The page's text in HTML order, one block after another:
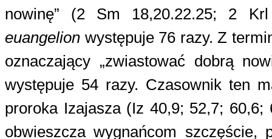
nowinę” (2 Sm 18,20.22.25; 2
euangelion występuje 76 razy. Z
oznaczający „zwiastować dobrą
występuje 54 razy. Czasownik ten
proroka Izajasza (Iz 40,9; 52,7;
obwieszcza wygnańcom